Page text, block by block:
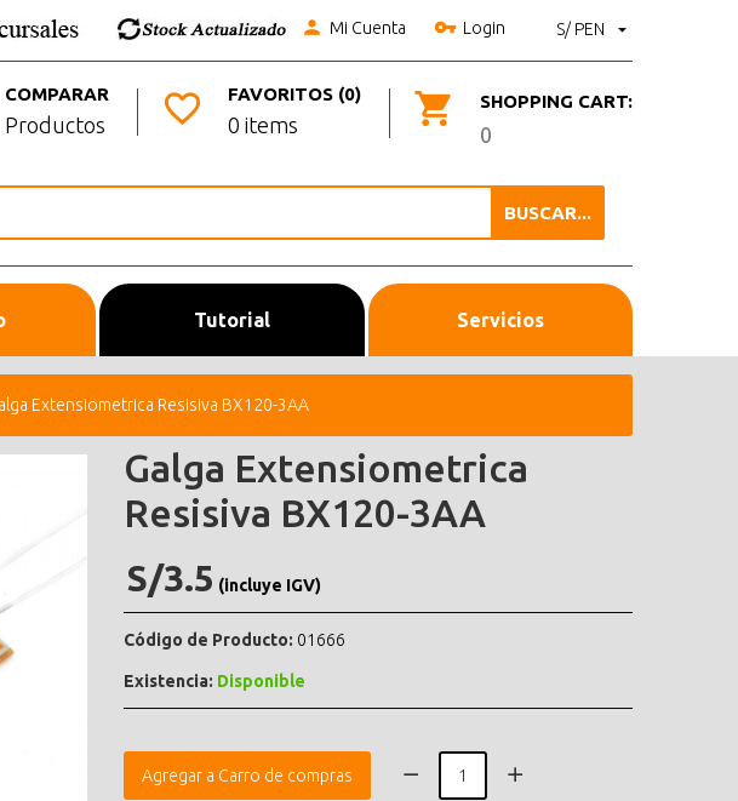
S/ PEN
Mi Cuenta Login
SHOPPING CART:
0
FAVORITOS (0)
0 items
COMPARAR
Productos
BUSCAR...
Tutorial Servicios
Extensiometrica Resisiva BX120-3AA
Galga Extensiometrica
Resisiva BX120-3AA
S/3.5 (incluye IGV)
Código de Producto: 01666
Existencia: Disponible
Agregar a Carro de compras